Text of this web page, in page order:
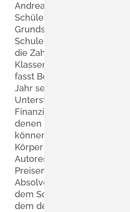
Andreas Schlageter. Die
Schülerinnen und Schüler
Grundschule wie der
Schule werde weiterhin
die Zahl der Gruppen- und
Klassenförderungen
fasst Bolanz zusammen.
Jahr seien schon zahlreiche
Unterstützungen geplant,
Finanzierung von
denen Kinder ungestört
können,
Körper gehört mir“ in der
Autorenlesungen oder die
Preisen für die
Absolventinnen und
dem Schliengener
dem der Förderverein den